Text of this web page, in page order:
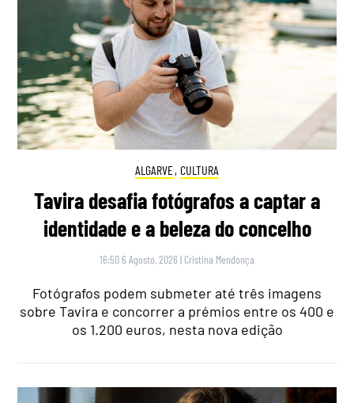
ALGARVE, CULTURA
Tavira desafia fotógrafos a captar a
identidade e a beleza do concelho
16:50 6 Agosto, 2026 | Cristina Mendonça
Fotógrafos podem submeter até três imagens
sobre Tavira e concorrer a prémios entre os 400 e
os 1.200 euros, nesta nova edição